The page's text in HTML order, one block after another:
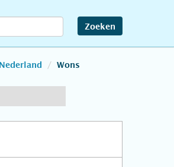
Zoeken
Nederland Wons